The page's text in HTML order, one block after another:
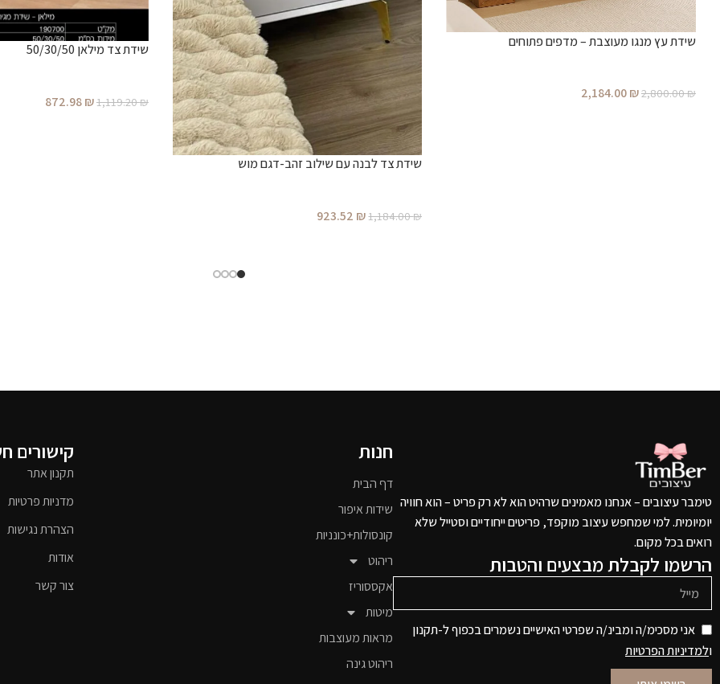
שידת עץ מנגו מעוצבת – מדפים פתוחים
2,800.00₪
2,184.00₪
שידת צד לבנה עם שילוב זהב-דגם מוש
1,184.00₪
923.52 ₪
שידת צד מילאן 50/30/50
1,119.20₪
872.98₪
טימבר עיצובים – אנחנו מאמינים שרהיט הוא לא רק פריט – הוא חוויה
יומיומית. למי שמחפש עיצוב מוקפד, פריטים ייחודיים וסטייל שלא
רואים בכל מקום.
הרשמו לקבלת מבצעים והטבות
אני מסכימ/ה ומבינ/ה שפרטי האישיים נשמרים בכפוף ל-תקנון
ולמדיניות הפרטיות
חנות
דף הבית
שידות איפור
קונסולות+כונניות
ריהוט
אקססוריז
מיטות
מראות מעוצבות
ריהוט גינה
קישורים
תקנון אתר
מדניות פרטיות
הצהרת נגישות
אודות
צור קשר